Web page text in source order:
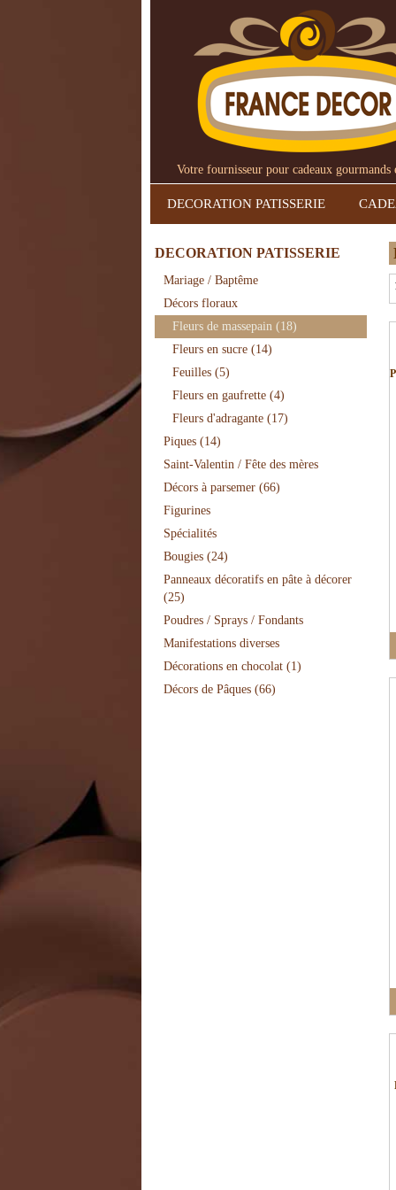
Votre fournisseur pour cadeaux gourmands
DECORATION PATISSERIE
DECORATION PATISSERIE
Mariage / Baptême
Décors floraux
Fleurs de massepain (18)
Fleurs en sucre (14)
Feuilles (5)
Fleurs en gaufrette (4)
Fleurs d'adragante (17)
Piques (14)
Saint-Valentin / Fête des mères
Décors à parsemer (66)
Figurines
Spécialités
Bougies (24)
Panneaux décoratifs en pâte à décorer
(25)
Poudres / Sprays / Fondants
Manifestations diverses
Décorations en chocolat (1)
Décors de Pâques (66)